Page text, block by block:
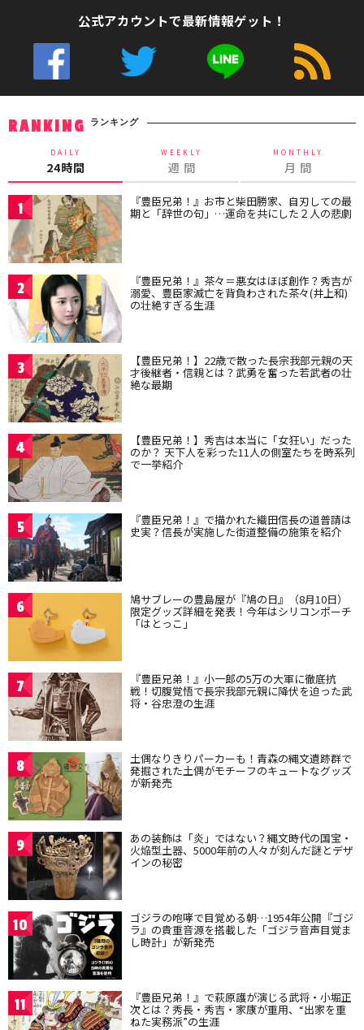
公式アカウントで最新情報ゲット！
RANKING ランキング
DAILY
24時間
WEEKLY
週 間
MONTHLY
月 間
1 『豊臣兄弟！』お市と柴田勝家、自刃しての最
期と「辞世の句」…運命を共にした２人の悲劇
2 『豊臣兄弟！』茶々＝悪女はほぼ創作？秀吉が
溺愛、豊臣家滅亡を背負わされた茶々(井上和)
の壮絶すぎる生涯
3 【豊臣兄弟！】22歳で散った長宗我部元親の天
才後継者・信親とは？武勇を奮った若武者の壮
絶な最期
4 【豊臣兄弟！】秀吉は本当に「女狂い」だった
のか？ 天下人を彩った11人の側室たちを時系列
で一挙紹介
5 『豊臣兄弟！』で描かれた織田信長の道普請は
史実？信長が実施した街道整備の施策を紹介
6 鳩サブレーの豊島屋が『鳩の日』（8月10日）
限定グッズ詳細を発表！今年はシリコンポーチ
「はとっこ」
7 『豊臣兄弟！』小一郎の5万の大軍に徹底抗
戦！切腹覚悟で長宗我部元親に降伏を迫った武
将・谷忠澄の生涯
8 土偶なりきりパーカーも！青森の縄文遺跡群で
発掘された土偶がモチーフのキュートなグッズ
が新発売
9 あの装飾は「炎」ではない？縄文時代の国宝・
火焔型土器、5000年前の人々が刻んだ謎とデザ
インの秘密
10 ゴジラの咆哮で目覚める朝…1954年公開『ゴジ
ラ』の貴重音源を搭載した「ゴジラ音声目覚ま
し時計」が新発売
11 『豊臣兄弟！』で萩原護が演じる武将・小堀正
次とは？秀長・秀吉・家康が重用、“出家を重
ねた実務派”の生涯